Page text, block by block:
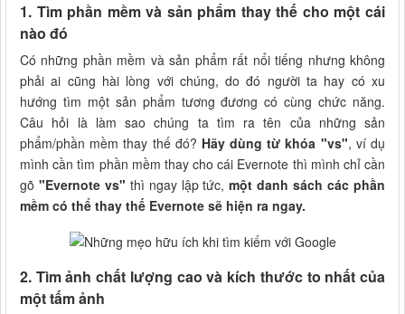
1. Tìm phần mềm và sản phẩm thay thế cho một cái
nào đó
Có những phần mềm và sản phẩm rất nổi tiếng nhưng không
phải ai cũng hài lòng với chúng, do đó người ta hay có xu
hướng tìm một sản phẩm tương đương có cùng chức năng.
Câu hỏi là làm sao chúng ta tìm ra tên của những sản
phẩm/phần mềm thay thế đó? Hãy dùng từ khóa "vs", ví dụ
mình cần tìm phần mềm thay cho cái Evernote thì mình chỉ cần
gõ "Evernote vs" thì ngay lập tức, một danh sách các phần
mềm có thể thay thế Evernote sẽ hiện ra ngay.
2. Tìm ảnh chất lượng cao và kích thước to nhất của
một tấm ảnh